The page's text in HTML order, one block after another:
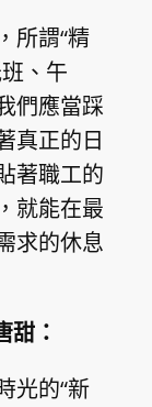
所謂“精
、午
們應當踩
真正的日
著職工的
就能在最
求的休息
：
光的“新